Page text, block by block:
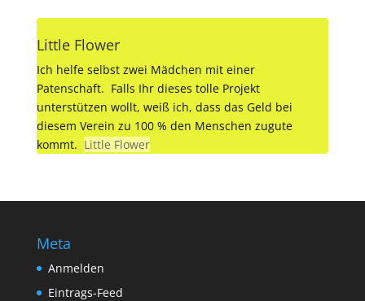
Little Flower
Ich helfe selbst zwei Mädchen mit einer
Patenschaft. Falls Ihr dieses tolle Projekt
unterstützen wollt, weiß ich, dass das Geld bei
diesem Verein zu 100 % den Menschen zugute
kommt. Little Flower
Meta
Anmelden
Eintrags-Feed